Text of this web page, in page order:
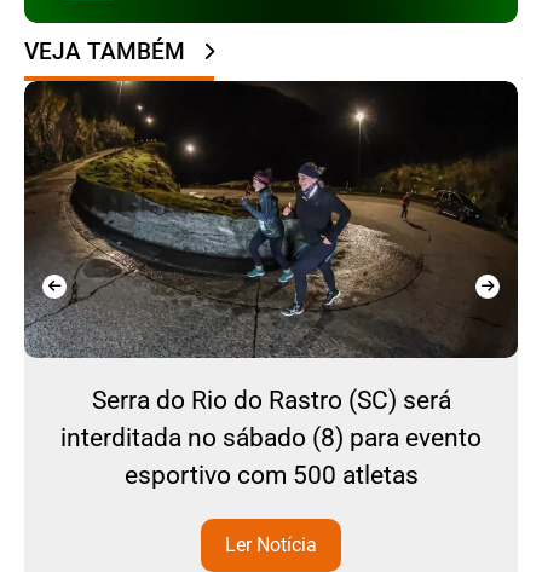
VEJA TAMBÉM
Serra do Rio do Rastro (SC) será
interditada no sábado (8) para evento
esportivo com 500 atletas
Ler Notícia